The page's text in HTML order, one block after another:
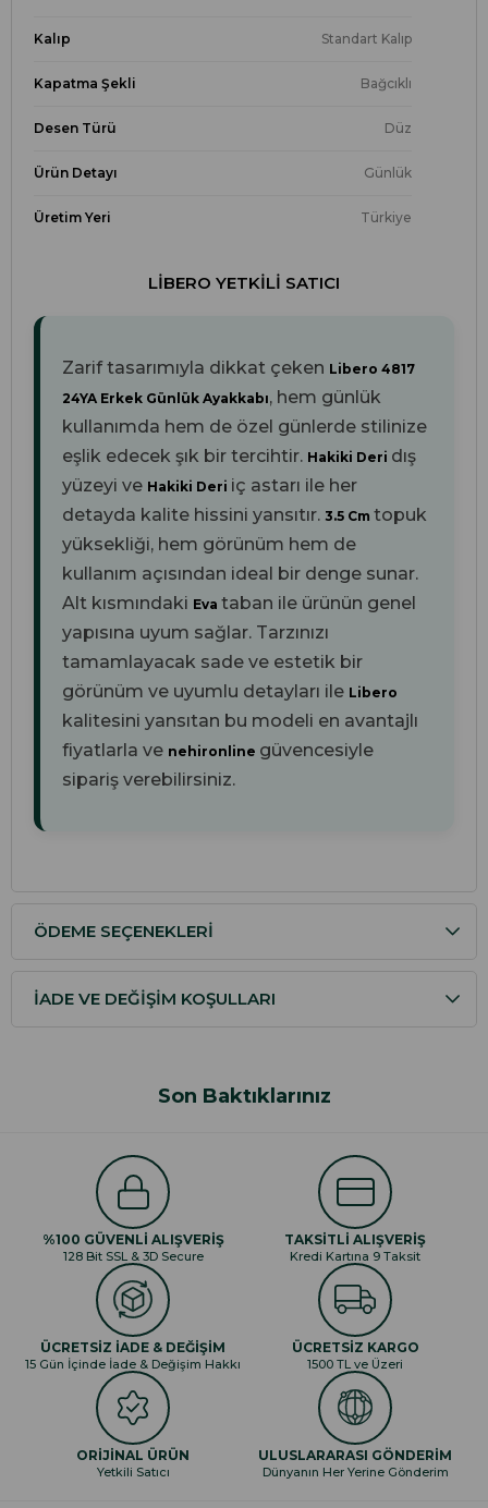
Kalıp Standart Kalıp
Kapatma Şekli Bağcıklı
Desen Türü Düz
Ürün Detayı Günlük
Üretim Yeri Türkiye
LIBERO YETKILI SATICI
Zarif tasarımıyla dikkat çeken Libero 4817
24YA Erkek Günlük Ayakkabı, hem günlük
kullanımda hem de özel günlerde stilinize
eşlik edecek şık bir tercihtir. Hakiki Deri dış
yüzeyi ve Hakiki Deri iç astarı ile her
detayda kalite hissini yansıtır. 3.5 Cm topuk
yüksekliği, hem görünüm hem de
kullanım açısından ideal bir denge sunar.
Alt kısmındaki Eva taban ile ürünün genel
yapısına uyum sağlar. Tarzınızı
tamamlayacak sade ve estetik bir
görünüm ve uyumlu detayları ile Libero
kalitesini yansıtan bu modeli en avantajlı
fiyatlarla ve nehironline güvencesiyle
sipariş verebilirsiniz.
ÖDEME SEÇENEKLERI
İADE VE DEĞIŞIM KOŞULLARI
Son Baktıklarınız
%100 GÜVENLİ ALIŞVERİŞ
128 Bit SSL & 3D Secure
TAKSİTLİ ALIŞVERİŞ
Kredi Kartına 9 Taksit
ÜCRETSİZ İADE & DEĞİŞİM
15 Gün İçinde İade & Değişim Hakkı
ÜCRETSİZ KARGO
1500 TL ve Üzeri
ORİJİNAL ÜRÜN
Yetkili Satıcı
ULUSLARARASI GÖNDERİM
Dünyanın Her Yerine Gönderim